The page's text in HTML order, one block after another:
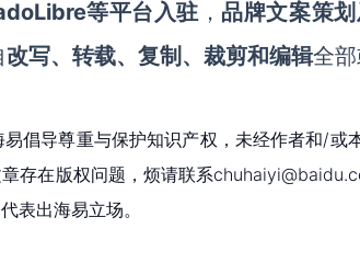
等平台入驻 ， 品牌文案策
改写、转载、复制、裁剪和编辑全
倡导尊重与保护知识产权，未经作者和/或
存在版权问题，烦请联系
表出海易立场。